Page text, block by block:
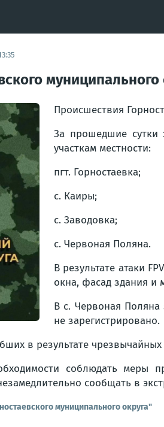
муниципального
Происшествия
За прошедшие сутки
участкам местности:
пгт. Горностаевка;
с. Каиры;
с. Заводовка;
с. Червоная Поляна.
В результате атаки
окна, фасад здания и
В с. Червоная
не зарегистрировано.
в результате чрезвычайных
соблюдать меры
сообщать в
муниципального округа"